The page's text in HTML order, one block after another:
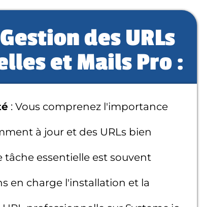
des URLs
et Mails Pro :
: Vous comprenez l'importance
à jour et des URLs bien
tâche essentielle est souvent
en charge l'installation et la